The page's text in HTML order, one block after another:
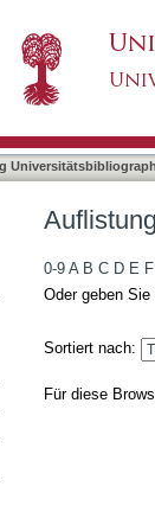
0-9 A B C D E F
Oder geben
Sortiert nach:
Für diese